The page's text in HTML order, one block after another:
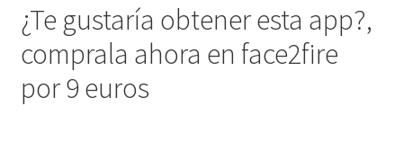
¿Te gustaría obtener esta app?,
comprala ahora en face2fire
por 9 euros